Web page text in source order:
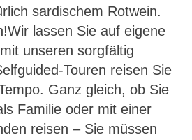
sardischem Rotwein.
lassen Sie auf eigene
unseren sorgfältig
Touren reisen Sie
Ganz gleich, ob Sie
Familie oder mit einer
reisen – Sie müssen